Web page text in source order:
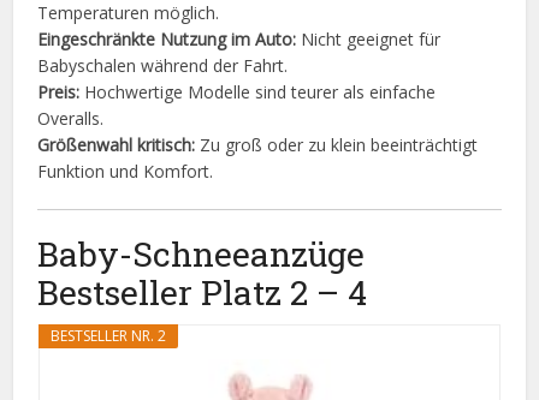
Temperaturen möglich.
Eingeschränkte Nutzung im Auto: Nicht geeignet für
Babyschalen während der Fahrt.
Preis: Hochwertige Modelle sind teurer als einfache
Overalls.
Größenwahl kritisch: Zu groß oder zu klein beeinträchtigt
Funktion und Komfort.
Baby-Schneeanzüge
Bestseller Platz 2 – 4
BESTSELLER NR. 2